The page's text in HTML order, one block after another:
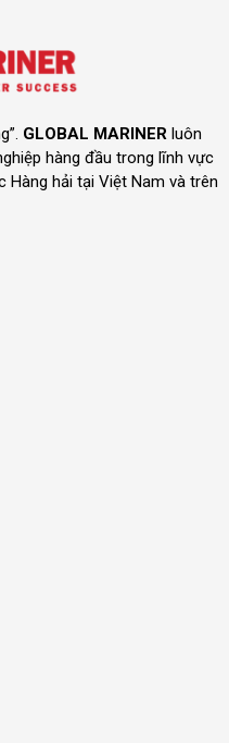
GLOBAL MARINER luôn
hàng đầu trong lĩnh vực
Hàng hải tại Việt Nam và trên